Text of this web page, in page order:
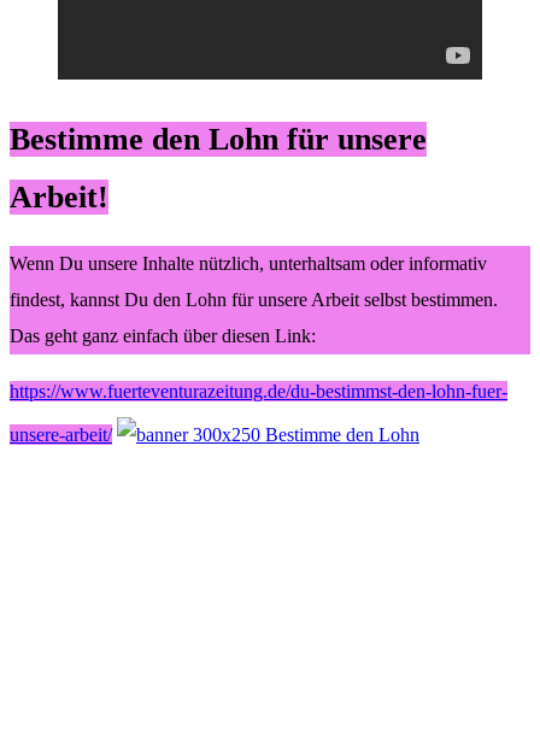
Bestimme den Lohn für unsere
Arbeit!
Wenn Du unsere Inhalte nützlich, unterhaltsam oder informativ
findest, kannst Du den Lohn für unsere Arbeit selbst bestimmen.
Das geht ganz einfach über diesen Link:
https://www.fuerteventurazeitung.de/du-bestimmst-den-lohn-fuer-
unsere-arbeit/